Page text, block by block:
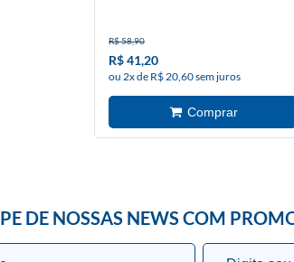
R$ 58,90
R$ 41,20
ou 2x de R$ 20,60 sem juros
DE NOSSAS NEWS COM